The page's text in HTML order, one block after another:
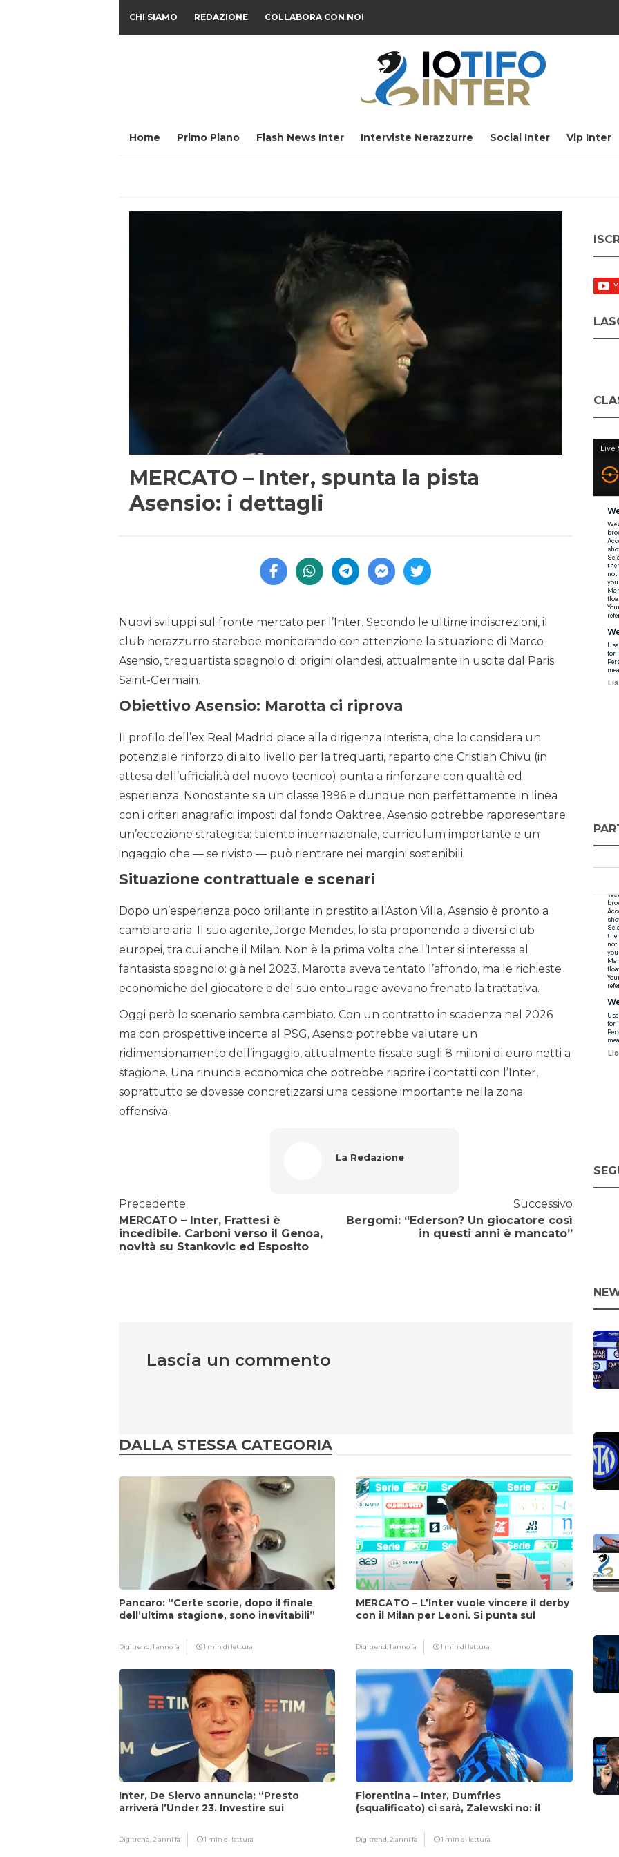
CHI SIAMO REDAZIONE COLLABORA CON NOI
Home Primo Piano Flash News Inter Interviste Nerazzurre Social Inter Vip Inter
MERCATO – Inter, spunta la pista
Asensio: i dettagli
Nuovi sviluppi sul fronte mercato per l’Inter. Secondo le ultime indiscrezioni, il
club nerazzurro starebbe monitorando con attenzione la situazione di Marco
Asensio, trequartista spagnolo di origini olandesi, attualmente in uscita dal Paris
Saint-Germain.
Obiettivo Asensio: Marotta ci riprova
Il profilo dell’ex Real Madrid piace alla dirigenza interista, che lo considera un
potenziale rinforzo di alto livello per la trequarti, reparto che Cristian Chivu (in
attesa dell’ufficialità del nuovo tecnico) punta a rinforzare con qualità ed
esperienza. Nonostante sia un classe 1996 e dunque non perfettamente in linea
con i criteri anagrafici imposti dal fondo Oaktree, Asensio potrebbe rappresentare
un’eccezione strategica: talento internazionale, curriculum importante e un
ingaggio che — se rivisto — può rientrare nei margini sostenibili.
Situazione contrattuale e scenari
Dopo un’esperienza poco brillante in prestito all’Aston Villa, Asensio è pronto a
cambiare aria. Il suo agente, Jorge Mendes, lo sta proponendo a diversi club
europei, tra cui anche il Milan. Non è la prima volta che l’Inter si interessa al
fantasista spagnolo: già nel 2023, Marotta aveva tentato l’affondo, ma le richieste
economiche del giocatore e del suo entourage avevano frenato la trattativa.
Oggi però lo scenario sembra cambiato. Con un contratto in scadenza nel 2026
ma con prospettive incerte al PSG, Asensio potrebbe valutare un
ridimensionamento dell’ingaggio, attualmente fissato sugli 8 milioni di euro netti a
stagione. Una rinuncia economica che potrebbe riaprire i contatti con l’Inter,
soprattutto se dovesse concretizzarsi una cessione importante nella zona
offensiva.
La Redazione
Precedente
MERCATO – Inter, Frattesi è
incedibile. Carboni verso il Genoa,
novità su Stankovic ed Esposito
Successivo
Bergomi: “Ederson? Un giocatore così
in questi anni è mancato”
Lascia un commento
DALLA STESSA CATEGORIA
Pancaro: “Certe scorie, dopo il finale
dell’ultima stagione, sono inevitabili”
Digitrend,1 anno fa 1 min di lettura
MERCATO – L’Inter vuole vincere il derby
con il Milan per Leoni. Si punta sul
Digitrend,1 anno fa 1 min di lettura
Inter, De Siervo annuncia: “Presto
arriverà l’Under 23. Investire sui
Digitrend,2 anni fa 1 min di lettura
Fiorentina – Inter, Dumfries
(squalificato) ci sarà, Zalewski no: il
Digitrend,2 anni fa 1 min di lettura